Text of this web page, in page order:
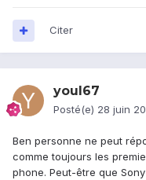
Citer
youl67
Posté(e) 28 juin
Ben personne ne peut
comme toujours les
phone. Peut-être que